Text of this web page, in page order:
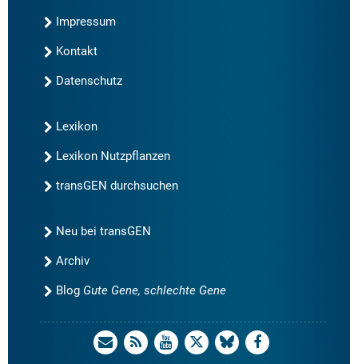
Impressum
Kontakt
Datenschutz
Lexikon
Lexikon Nutzpflanzen
transGEN durchsuchen
Neu bei transGEN
Archiv
Blog Gute Gene, schlechte Gene